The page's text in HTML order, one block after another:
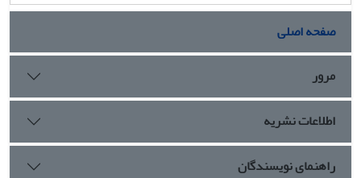
صفحه اصلی
مرور
اطلاعات نشریه
راهنمای نویسندگان